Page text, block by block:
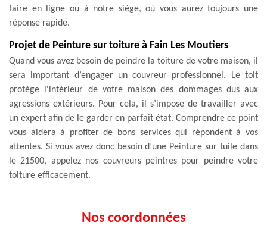
faire en ligne ou à notre siège, où vous aurez toujours une
réponse rapide.
Projet de Peinture sur toiture à Fain Les Moutiers
Quand vous avez besoin de peindre la toiture de votre maison, il
sera important d’engager un couvreur professionnel. Le toit
protège l'intérieur de votre maison des dommages dus aux
agressions extérieurs. Pour cela, il s’impose de travailler avec
un expert afin de le garder en parfait état. Comprendre ce point
vous aidera à profiter de bons services qui répondent à vos
attentes. Si vous avez donc besoin d’une Peinture sur tuile dans
le 21500, appelez nos couvreurs peintres pour peindre votre
toiture efficacement.
Nos coordonnées